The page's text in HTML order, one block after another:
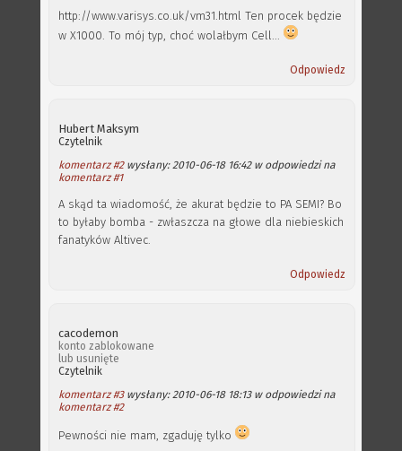
http://www.varisys.co.uk/vm31.html Ten procek będzie
w X1000. To mój typ, choć wolałbym Cell...
Odpowiedz
Hubert Maksym
Czytelnik
komentarz #2wysłany: 2010-06-18 16:42 w odpowiedzi na
komentarz #1
A skąd ta wiadomość, że akurat będzie to PA SEMI? Bo
to byłaby bomba - zwłaszcza na głowe dla niebieskich
fanatyków Altivec.
Odpowiedz
cacodemon
konto zablokowane
lub usunięte
Czytelnik
komentarz #3wysłany: 2010-06-18 18:13 w odpowiedzi na
komentarz #2
Pewności nie mam, zgaduję tylko